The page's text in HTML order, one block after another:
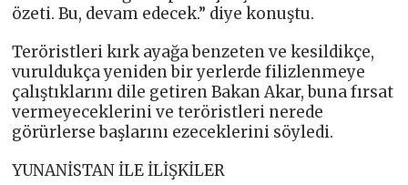
özeti. Bu, devam edecek.” diye konuştu.
Teröristleri kırk ayağa benzeten ve kesildikçe,
vuruldukça yeniden bir yerlerde filizlenmeye
çalıştıklarını dile getiren Bakan Akar, buna fırsat
vermeyeceklerini ve teröristleri nerede
görürlerse başlarını ezeceklerini söyledi.
YUNANİSTAN İLE İLİŞKİLER